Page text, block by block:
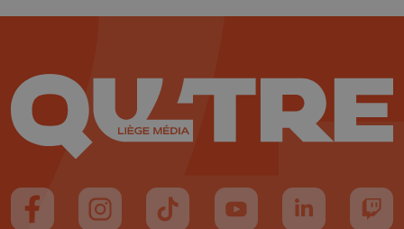
Suivez-nous sur FaceBook
Suivez-nous sur Instagram
Suivez-nous sur TikTok
Suivez-nous sur YouTube
Suivez-nous